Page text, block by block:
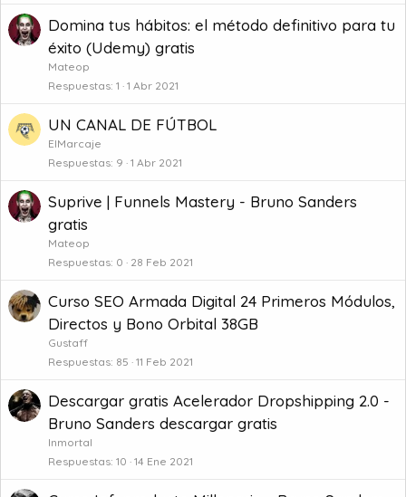
Domina tus hábitos: el método definitivo para tu
éxito (Udemy) gratis
Mateop
Respuestas 1 1 Abr 2021
UN CANAL DE FÚTBOL
ElMarcaje
Respuestas 9 1 Abr 2021
Suprive | Funnels Mastery - Bruno Sanders
gratis
Mateop
Respuestas 0 28 Feb 2021
Curso SEO Armada Digital 24 Primeros Módulos,
Directos y Bono Orbital 38GB
Gustaff
Respuestas 85 11 Feb 2021
Descargar gratis Acelerador Dropshipping 2.0 -
Bruno Sanders descargar gratis
Inmortal
Respuestas 10 14 Ene 2021